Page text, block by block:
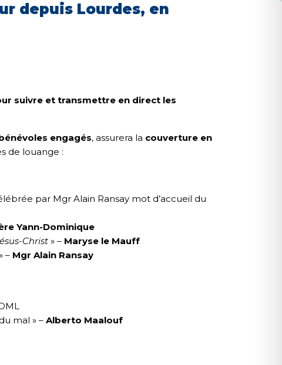
depuis Lourdes, en
suivre et transmettre en direct les
engagés, assurera la couverture en
de louange :
par Mgr Alain Ransay mot d’accueil du
Yann-Dominique
Christ » – Maryse le Mauff
– Mgr Alain Ransay
mal » – Alberto Maalouf